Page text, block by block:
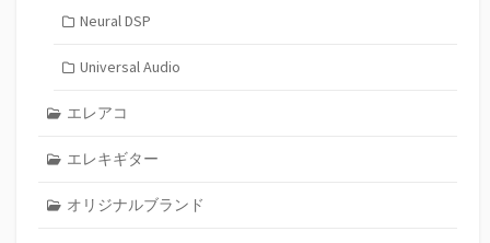
Neural DSP
Universal Audio
エレアコ
エレキギター
オリジナルブランド